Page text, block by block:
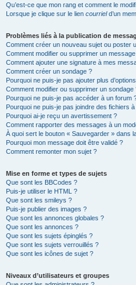
Qu’est-ce que mon rang et comment le
Lorsque je clique sur le lien courrield’un
Problèmes liés à la publication de
Comment créer un nouveau sujet ou poster
Comment modifier ou supprimer un
Comment ajouter une signature à mes
Comment créer un sondage ?
Pourquoi ne puis-je pas ajouter plus
Comment modifier ou supprimer un sondage
Pourquoi ne puis-je pas accéder à un forum
Pourquoi ne puis-je pas joindre des fichiers
Pourquoi ai-je reçu un avertissement ?
Comment rapporter des messages à un
À quoi sert le bouton « Sauvegarder » dans
Pourquoi mon message doit être validé ?
Comment remonter mon sujet ?
Mise en forme et types de sujets
Que sont les BBCodes ?
Puis-je utiliser le HTML ?
Que sont les smileys ?
Puis-je publier des images ?
Que sont les annonces globales ?
Que sont les annonces ?
Que sont les sujets épinglés ?
Que sont les sujets verrouillés ?
Que sont les icônes de sujet ?
Niveaux d’utilisateurs et groupes